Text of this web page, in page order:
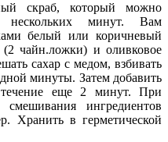
скраб, который можно
нескольких минут. Вам
белый или коричневый
чайн.ложки) и оливковое
сахар с медом, взбивать
минуты. Затем добавить
еще 2 минут. При
ингредиентов
Хранить в герметической